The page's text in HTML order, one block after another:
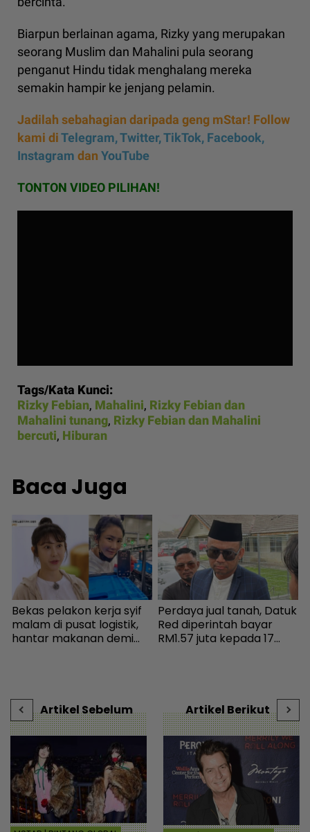
Biarpun berlainan agama, Rizky yang merupakan
seorang Muslim dan Mahalini pula seorang
penganut Hindu tidak menghalang mereka
semakin hampir ke jenjang pelamin.
Jadilah sebahagian daripada geng mStar! Follow
kami diTelegram,Twitter,TikTok, Facebook,
Instagram dan YouTube
TONTON VIDEO PILIHAN!
Tags/Kata Kunci:
Rizky Febian, Mahalini, Rizky Febian dan
Mahalini tunang, Rizky Febian dan Mahalini
bercuti, Hiburan
Baca Juga
Bekas pelakon kerja syif
malam di pusat logistik,
hantar makanan demi
Perdaya jual tanah, Datuk
Red diperintah bayar
RM1.57 juta kepada 17
Artikel Sebelum
Artikel Berikut